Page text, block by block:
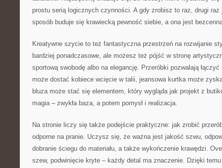
prostu serią logicznych czynności. A gdy zrobisz to raz, drugi
sposób buduje się krawiecką pewność siebie, a ona jest
Kreatywne szycie to też fantastyczna przestrzeń na rozwijanie
bardziej ponadczasowe, ale możesz też pójść w stronę
sportową swobodę albo na elegancję. Przeróbki pozwalają
może dostać kobiece wcięcie w talii, jeansowa kurtka może
bluza może stać się elementem, który wygląda jak projekt z
magia – zwykła baza, a potem pomysł i realizacja.
Na stronie liczy się także podejście praktyczne: jak zrobić
odporne na pranie. Uczysz się, że ważna jest jakość szwu,
dobranie ściegu do materiału, a także wykończenie krawędzi.
szew, podwinięcie kryte – każdy detal ma znaczenie. Dzięki